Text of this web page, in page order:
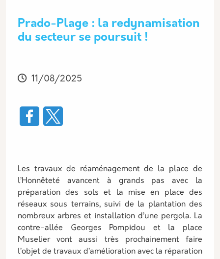
Prado-Plage : la redynamisation
du secteur se poursuit !
Modifié
11/08/2025
Les travaux de réaménagement de la place de
l’Honnêteté avancent à grands pas avec la
préparation des sols et la mise en place des
réseaux sous terrains, suivi de la plantation des
nombreux arbres et installation d’une pergola. La
contre-allée Georges Pompidou et la place
Muselier vont aussi très prochainement faire
l’objet de travaux d’amélioration avec la réparation